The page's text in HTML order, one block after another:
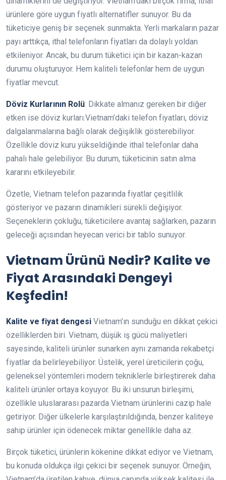
ürünlere göre uygun fiyatlı alternatifler sunuyor. Bu da
tüketiciye geniş bir seçenek sunmakta. Yerli markaların pazar
payı arttıkça, ithal telefonların fiyatları da dolaylı yoldan
etkileniyor. Ancak, bu durum tüketici için bir kazan-kazan
durumu oluşturuyor. Hem kaliteli telefonlar hem de uygun
fiyatlar mevcut.
Döviz Kurlarının Rolü: Dikkate almanız gereken bir diğer
etken ise döviz kurları.Vietnam’daki telefon fiyatları, döviz
dalgalanmalarına bağlı olarak değişiklik gösterebiliyor.
Özellikle döviz kuru yükseldiğinde ithal telefonlar daha
pahalı hale gelebiliyor. Bu durum, tüketicinin satın alma
kararını etkileyebilir.
Özetle, Vietnam telefon pazarında fiyatlar çeşitlilik
gösteriyor ve pazarın dinamikleri sürekli değişiyor.
Seçeneklerin çokluğu, tüketicilere avantaj sağlarken, pazarın
geleceği açısından heyecan verici bir tablo sunuyor.
Vietnam Ürünü Nedir? Kalite ve
Fiyat Arasındaki Dengeyi
Keşfedin!
Kalite ve fiyat dengesi Vietnam’ın sunduğu en dikkat çekici
özelliklerden biri. Vietnam, düşük iş gücü maliyetleri
sayesinde, kaliteli ürünler sunarken aynı zamanda rekabetçi
fiyatlar da belirleyebiliyor. Üstelik, yerel üreticilerin çoğu,
geleneksel yöntemleri modern tekniklerle birleştirerek daha
kaliteli ürünler ortaya koyuyor. Bu iki unsurun birleşimi,
özellikle uluslararası pazarda Vietnam ürünlerini cazip hale
getiriyor. Diğer ülkelerle karşılaştırıldığında, benzer kaliteye
sahip ürünler için ödenecek miktar genellikle daha az.
Birçok tüketici, ürünlerin kökenine dikkat ediyor ve Vietnam,
bu konuda oldukça ilgi çekici bir seçenek sunuyor. Örneğin,